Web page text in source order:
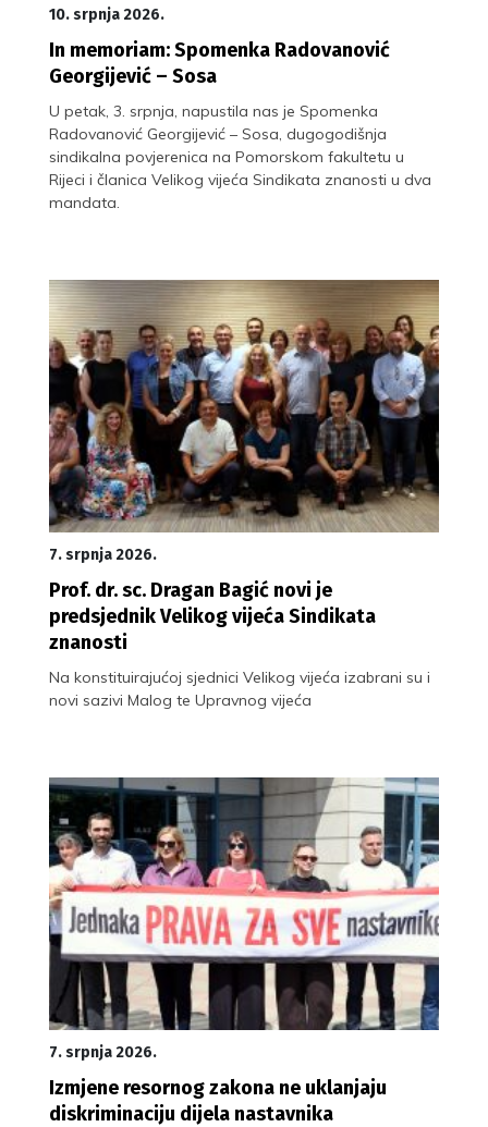
10. srpnja 2026.
In memoriam: Spomenka Radovanović
Georgijević – Sosa
U petak, 3. srpnja, napustila nas je Spomenka
Radovanović Georgijević – Sosa, dugogodišnja
sindikalna povjerenica na Pomorskom fakultetu u
Rijeci i članica Velikog vijeća Sindikata znanosti u dva
mandata.
7. srpnja 2026.
Prof. dr. sc. Dragan Bagić novi je
predsjednik Velikog vijeća Sindikata
znanosti
Na konstituirajućoj sjednici Velikog vijeća izabrani su i
novi sazivi Malog te Upravnog vijeća
7. srpnja 2026.
Izmjene resornog zakona ne uklanjaju
diskriminaciju dijela nastavnika